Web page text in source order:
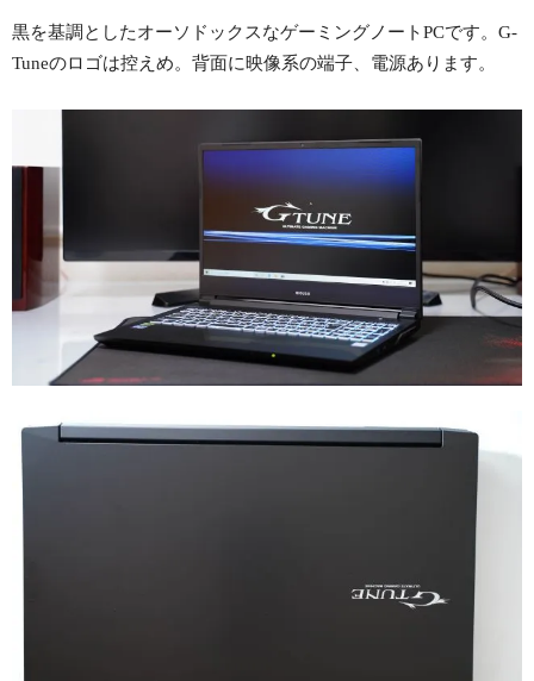
黒を基調としたオーソドックスなゲーミングノートPCです。G-
Tuneのロゴは控えめ。背面に映像系の端子、電源あります。